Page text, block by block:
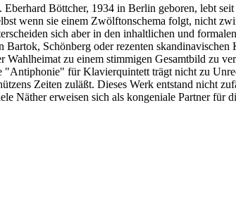
Böttcher, 1934 in Berlin geboren, lebt
wenn sie einem Zwölftonschema folgt, nicht
sich aber in den inhaltlichen und
Schönberg oder rezenten skandinavischen
zu einem stimmigen Gesamtbild zu
für Klavierquintett trägt nicht zu
Zeiten zuläßt. Dieses Werk entstand nicht
Näther erweisen sich als kongeniale Partner für